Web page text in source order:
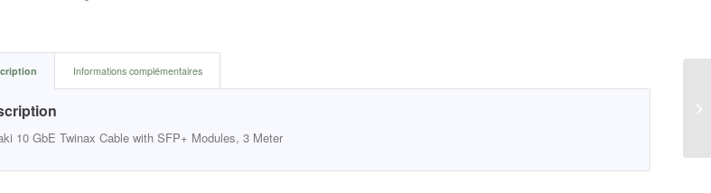
Informations complémentaires
10 GbE Twinax Cable with SFP+ Modules, 3 Meter